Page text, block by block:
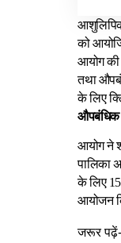
आशुलिपिक
को
आयोग की
तथा
के लिए
औपबंधिक
आयोग ने
पालिका
के लिए 15
आयोजन
जरूर